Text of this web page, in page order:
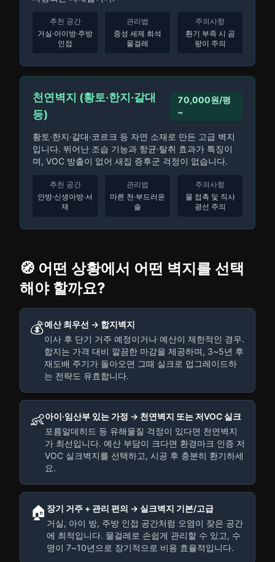
추천 공간
거실·아이방·주방
인접
관리법
중성 세제 희석
물걸레
주의사항
환기 부족 시 곰
팡이 주의
천연벽지 (황토·한지·갈대
등)
70,000원/평
~
황토·한지·갈대·코르크 등 자연 소재로 만든 고급 벽지
입니다. 뛰어난 조습 기능과 항균·탈취 효과가 특징이
며, VOC 방출이 없어 새집 증후군 걱정이 없습니다.
추천 공간
안방·신생아방·서
재
관리법
마른 천·부드러운
솔
주의사항
물 접촉 및 직사
광선 주의
🧭 어떤 상황에서 어떤 벽지를 선택
해야 할까요?
💰예산 최우선 → 합지벽지
이사 후 단기 거주 예정이거나 예산이 제한적인 경우.
합지는 가격 대비 깔끔한 마감을 제공하며, 3~5년 후
재도배 주기가 돌아오면 그때 실크로 업그레이드하
는 전략도 유효합니다.
👶아이·임산부 있는 가정 → 천연벽지 또는 저VOC 실크
포름알데히드 등 유해물질 걱정이 있다면 천연벽지
가 최선입니다. 예산 부담이 크다면 환경마크 인증 저
VOC 실크벽지를 선택하고, 시공 후 충분히 환기하세
요.
🏠 장기 거주 + 관리 편의 → 실크벽지 기본/고급
거실, 아이 방, 주방 인접 공간처럼 오염이 잦은 공간
에 최적입니다. 물걸레로 손쉽게 관리할 수 있고, 수
명이 7~10년으로 장기적으로 비용 효율적입니다.